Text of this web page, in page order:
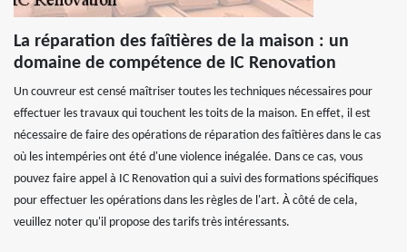
La réparation des faîtières de la maison : un
domaine de compétence de IC Renovation
Un couvreur est censé maîtriser toutes les techniques nécessaires pour
effectuer les travaux qui touchent les toits de la maison. En effet, il est
nécessaire de faire des opérations de réparation des faîtières dans le cas
où les intempéries ont été d'une violence inégalée. Dans ce cas, vous
pouvez faire appel à IC Renovation qui a suivi des formations spécifiques
pour effectuer les opérations dans les règles de l'art. À côté de cela,
veuillez noter qu'il propose des tarifs très intéressants.